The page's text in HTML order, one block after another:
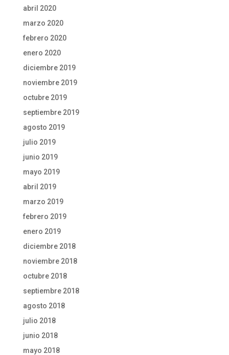
abril 2020
marzo 2020
febrero 2020
enero 2020
diciembre 2019
noviembre 2019
octubre 2019
septiembre 2019
agosto 2019
julio 2019
junio 2019
mayo 2019
abril 2019
marzo 2019
febrero 2019
enero 2019
diciembre 2018
noviembre 2018
octubre 2018
septiembre 2018
agosto 2018
julio 2018
junio 2018
mayo 2018